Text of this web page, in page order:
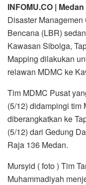
INFOMU.CO | Medan
Disaster
Bencana (LBR)
Kawasan Sibolga,
Mapping dilakukan
relawan MDMC ke
Tim MDMC Pusat
(5/12) didampingi tim
diberangkatkan ke
(5/12) dari Gedung
Raja 136 Medan.
Mursyid ( foto ) Tim
Muhammadiyah